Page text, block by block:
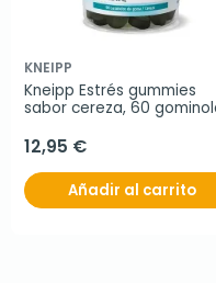
KNEIPP
Kneipp Estrés gummies
sabor cereza, 60
12,95 €
Añadir al carrito